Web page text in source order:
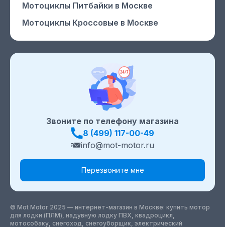
Звоните по телефону магазина
8 (499) 117-00-49
info@mot-motor.ru
Перезвоните мне
Мотоциклы Питбайки в Москве
Мотоциклы Кроссовые в Москве
© Mot Motor 2025 — интернет-магазин в Москве: купить мотор
для лодки (ПЛМ), надувную лодку ПВХ, квадроцикл,
мотособаку, снегоход, снегоуборщик, электрический